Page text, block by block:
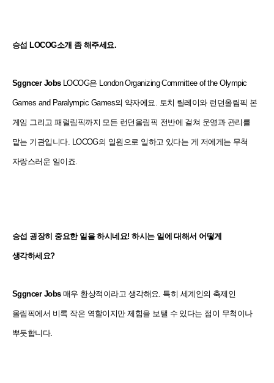
승섭 LOCOG소개 좀 해주세요.
Sggncer Jobs LOCOG은 London Organizing Committee of the Olympic
Games and Paralympic Games의 약자에요. 토치 릴레이와 런던올림픽 본
게임 그리고 패럴림픽까지 모든 런던올림픽 전반에 걸쳐 운영과 관리를
맡는 기관입니다. LOCOG의 일원으로 일하고 있다는 게 저에게는 무척
자랑스러운 일이죠.
승섭 굉장히 중요한 일을 하시네요! 하시는 일에 대해서 어떻게
생각하세요?
Sggncer Jobs매우 환상적이라고 생각해요. 특히 세계인의 축제인
올림픽에서 비록 작은 역할이지만 제힘을 보탤 수 있다는 점이 무척이나
뿌듯합니다.